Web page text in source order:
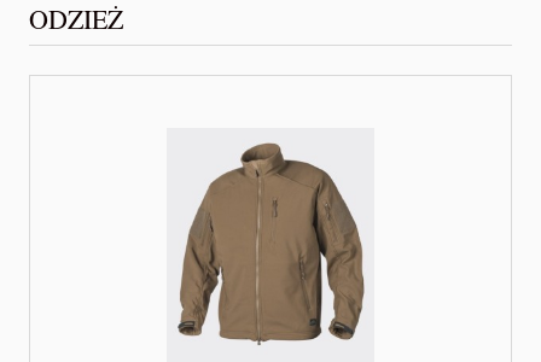
ODZIEŻ